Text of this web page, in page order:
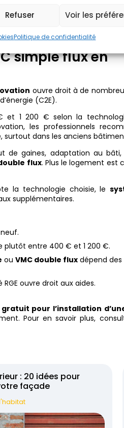
Refuser Voir les
Politique de confidentialité
ou de plomberie et le
coûte plus
simple flux en
ouvre droit à de
(C2E).
1 200 € selon la
les professionnels
surtout dans les anciens
de gaines, adaptation au bâti,
flux. Plus le logement est
la technologie choisie, le
supplémentaires.
plutôt entre 400 € et 1 200 €.
ouVMC double flux dépend des
ouvre droit aux aides.
pour l’installation
Pour en savoir plus,
: 20 idées pour
façade